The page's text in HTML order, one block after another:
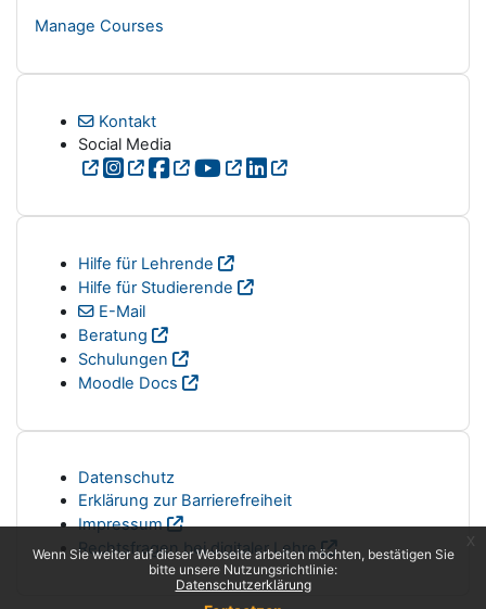
Wenn Sie weiter auf dieser Webseite arbeiten möchten, bestätigen Sie
bitte unsere Nutzungsrichtlinie:
Datenschutzerklärung
Manage Courses
Kontakt
Social Media
Hilfe für Lehrende
Hilfe für Studierende
E-Mail
Beratung
Schulungen
Moodle Docs
Datenschutz
Erklärung zur Barrierefreiheit
Impressum
Rechtsfragen bei digitaler Lehre